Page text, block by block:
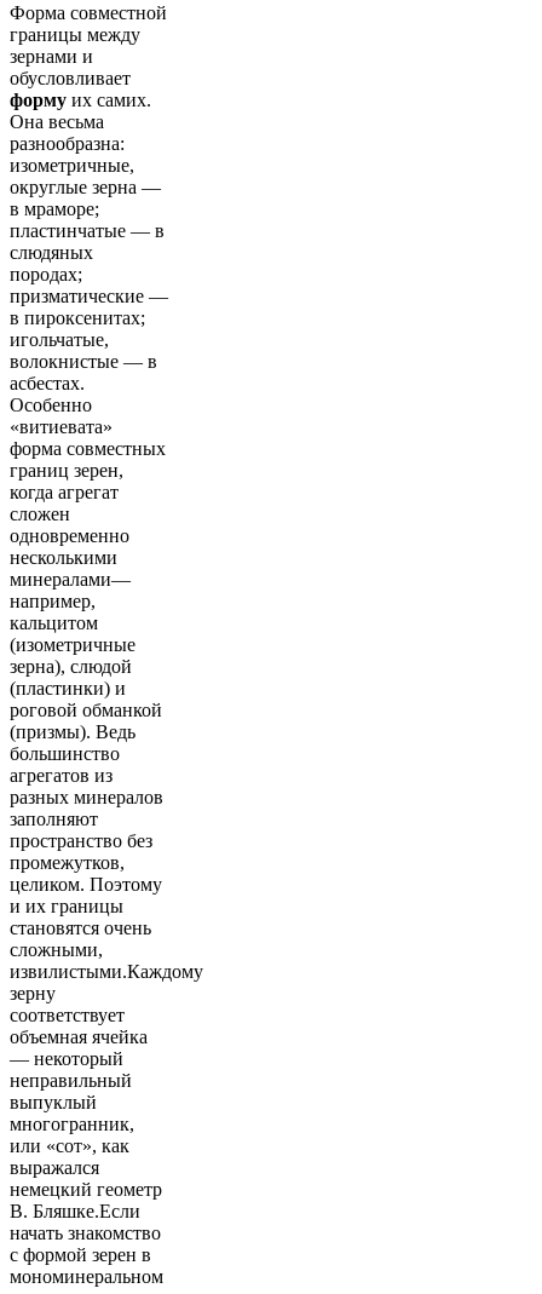
Форма совместной
границы между
зернами и
обусловливает
форму их самих.
Она весьма
разнообразна:
изометричные,
округлые зерна —
в мраморе;
пластинчатые — в
слюдяных
породах;
призматические —
в пироксенитах;
игольчатые,
волокнистые — в
асбестах.
Особенно
«витиевата»
форма совместных
границ зерен,
когда агрегат
сложен
одновременно
несколькими
минералами—
например,
кальцитом
(изометричные
зерна), слюдой
(пластинки) и
роговой обманкой
(призмы). Ведь
большинство
агрегатов из
разных минералов
заполняют
пространство без
промежутков,
целиком. Поэтому
и их границы
становятся очень
сложными,
извилистыми.Каждому
зерну
соответствует
объемная ячейка
— некоторый
неправильный
выпуклый
многогранник,
или «сот», как
выражался
немецкий геометр
В. Бляшке.Если
начать знакомство
с формой зерен в
мономинеральном